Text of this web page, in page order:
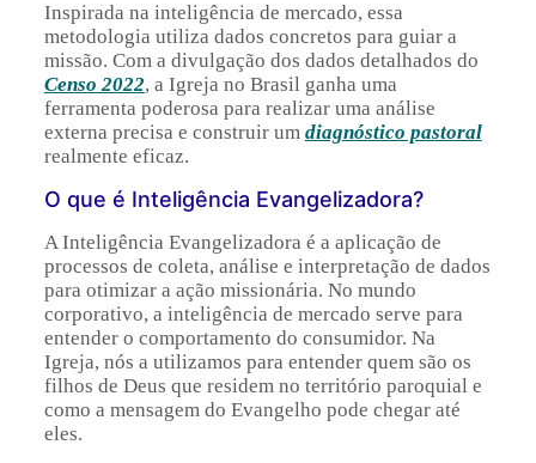
Inspirada na inteligência de mercado, essa
metodologia utiliza dados concretos para guiar a
missão. Com a divulgação dos dados detalhados do
Censo 2022, a Igreja no Brasil ganha uma
ferramenta poderosa para realizar uma análise
externa precisa e construir um diagnóstico pastoral
realmente eficaz.
O que é Inteligência Evangelizadora?
A Inteligência Evangelizadora é a aplicação de
processos de coleta, análise e interpretação de dados
para otimizar a ação missionária. No mundo
corporativo, a inteligência de mercado serve para
entender o comportamento do consumidor. Na
Igreja, nós a utilizamos para entender quem são os
filhos de Deus que residem no território paroquial e
como a mensagem do Evangelho pode chegar até
eles.